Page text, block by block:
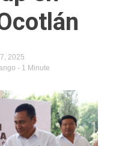
2025
- 1 Minute